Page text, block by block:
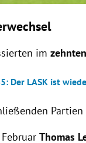
im
Der LASK ist
Thomas